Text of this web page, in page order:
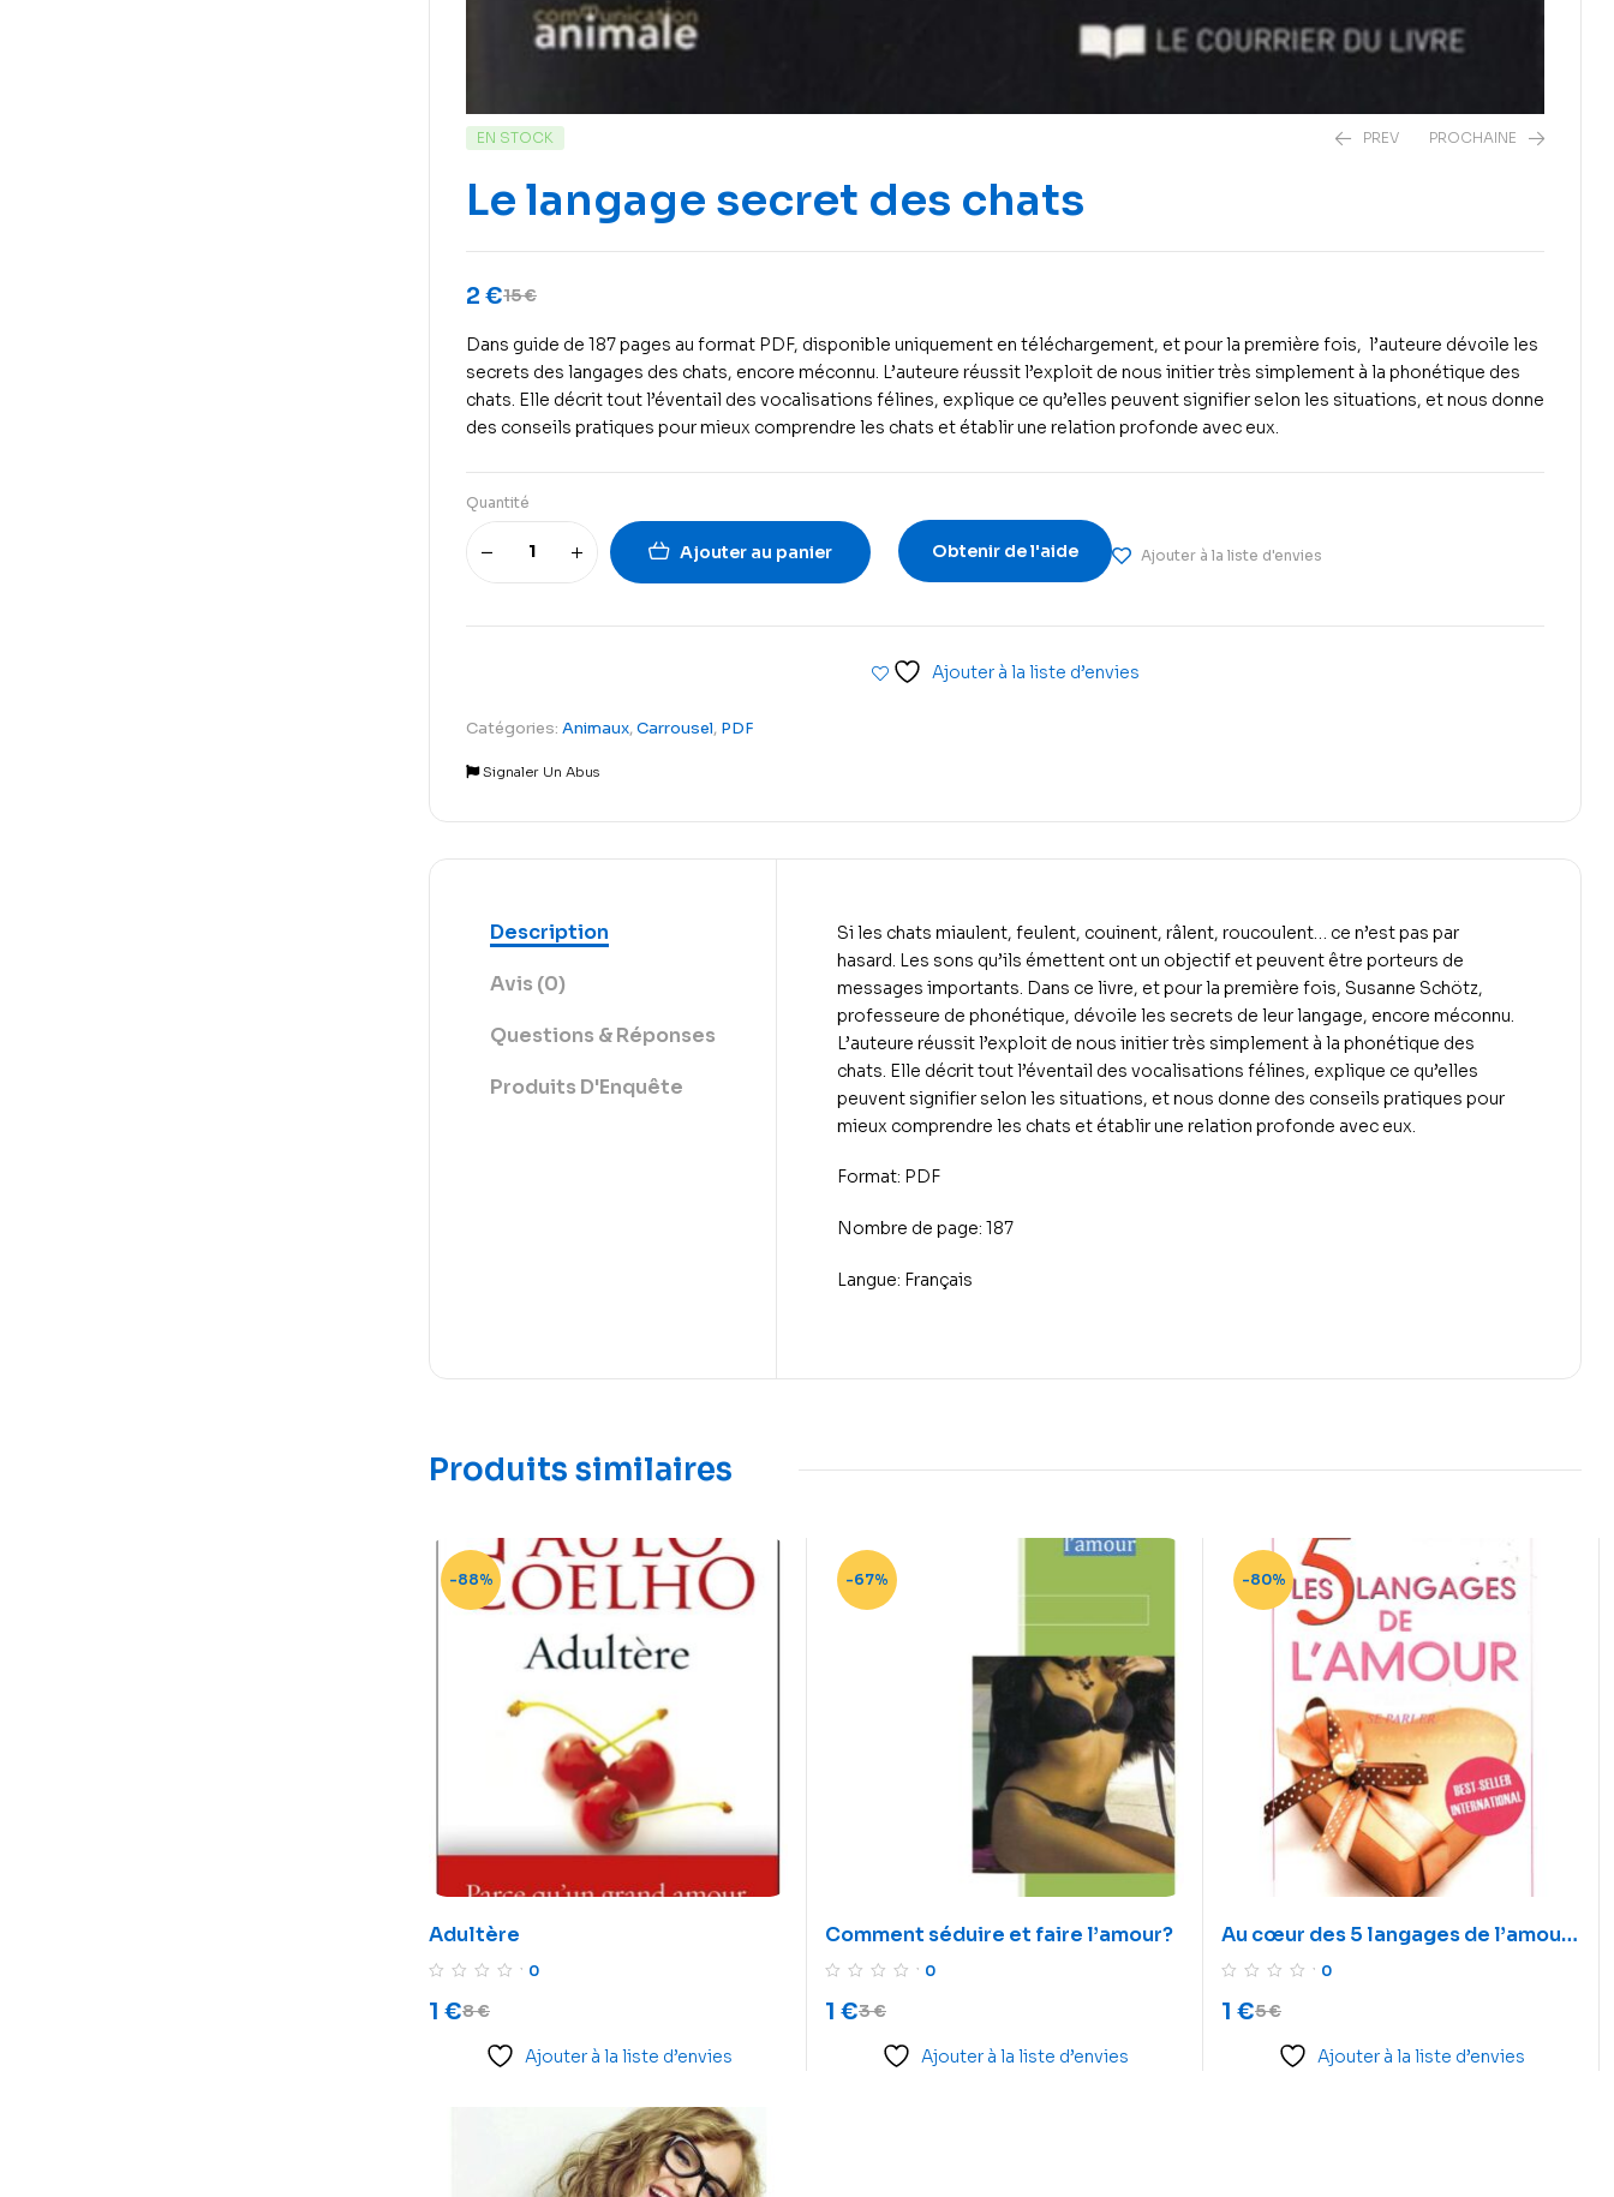
EN STOCK PREV PROCHAINE
Le langage secret des chats
15€
2 €
Dans guide de 187 pages au format PDF, disponible uniquement en téléchargement, et pour la première fois, l’auteure dévoile les
secrets des langages des chats, encore méconnu. L’auteure réussit l’exploit de nous initier très simplement à la phonétique des
chats. Elle décrit tout l’éventail des vocalisations félines, explique ce qu’elles peuvent signifier selon les situations, et nous donne
des conseils pratiques pour mieux comprendre les chats et établir une relation profonde avec eux.
Quantité
Ajouter au panier Obtenir de l'aide Ajouter à la liste d'envies
Ajouter à la liste d’envies
Catégories: Animaux,Carrousel, PDF
Signaler Un Abus
Description
Avis (0)
Questions & Réponses
Produits D'Enquête
Si les chats miaulent, feulent, couinent, râlent, roucoulent… ce n’est pas par
hasard. Les sons qu’ils émettent ont un objectif et peuvent être porteurs de
messages importants. Dans ce livre, et pour la première fois, Susanne Schötz,
professeure de phonétique, dévoile les secrets de leur langage, encore méconnu.
L’auteure réussit l’exploit de nous initier très simplement à la phonétique des
chats. Elle décrit tout l’éventail des vocalisations félines, explique ce qu’elles
peuvent signifier selon les situations, et nous donne des conseils pratiques pour
mieux comprendre les chats et établir une relation profonde avec eux.
Format: PDF
Nombre de page: 187
Langue: Français
Produits similaires
-88%
Adultère
0
8€
1 €
Ajouter à la liste d’envies
-67%
Comment séduire et faire l’amour?
0
3€
1 €
Ajouter à la liste d’envies
-80%
Au cœur des 5 langages de l’amour
– Le secret des couples qui durent
0
5€
1 €
Ajouter à la liste d’envies